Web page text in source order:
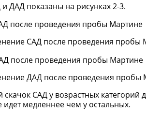
ДАД показаны на рисунках 2-3.
САД после проведения пробы
ДАД после проведения пробы
САД у возрастных категорий
идет медленнее чем у остальных.